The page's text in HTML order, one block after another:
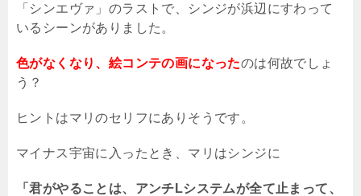
「シンエヴァ」のラストで、シンジが浜辺にすわって
いるシーンがありました。
色がなくなり、絵コンテの画になったのは何故でしょ
う？
ヒントはマリのセリフにありそうです。
マイナス宇宙に入ったとき、マリはシンジに
「君がやることは、アンチLシステムが全て止まって、